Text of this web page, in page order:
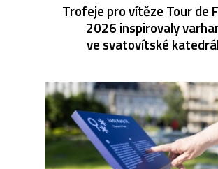
Trofeje pro vítěze Tour de
2026 inspirovaly
ve svatovítské